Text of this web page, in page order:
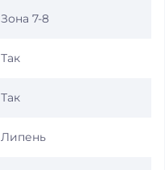
Зона 7-8
Так
Так
Липень